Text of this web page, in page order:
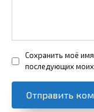
Сохранить моё
последующих